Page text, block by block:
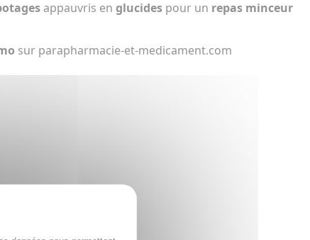
appauvris en glucides pour un repas minceur
sur parapharmacie-et-medicament.com